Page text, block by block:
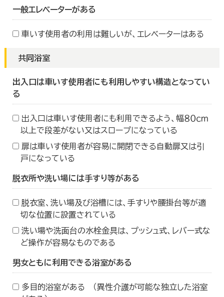
一般エレベーターがある
車いす使用者の利用は難しいが、エレベーターはある
共同浴室
出入口は車いす使用者にも利用しやすい構造となってい
る
出入口は車いす使用者にも利用できるよう、幅８０ｃｍ
以上で段差がない又はスロープになっている
扉は車いす使用者が容易に開閉できる自動扉又は引
戸になっている
脱衣所や洗い場には手すり等がある
脱衣室、洗い場及び浴槽には、手すりや腰掛台等が適
切な位置に設置されている
洗い場や洗面台の水栓金具は、プッシュ式、レバー式な
ど操作が容易なものである
男女ともに利用できる浴室がある
多目的浴室がある （異性介護が可能な独立した浴室